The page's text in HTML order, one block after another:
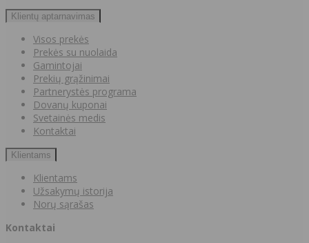
Klientų aptarnavimas
Visos prekės
Prekės su nuolaida
Gamintojai
Prekių grąžinimai
Partnerystės programa
Dovanų kuponai
Svetainės medis
Kontaktai
Klientams
Klientams
Užsakymų istorija
Norų sąrašas
Kontaktai